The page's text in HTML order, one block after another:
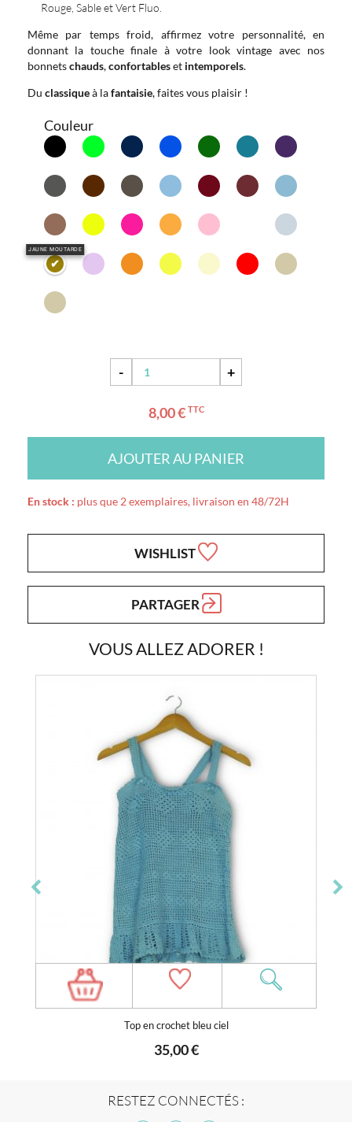
Rouge, Sable et Vert Fluo.
Même par temps froid, affirmez votre personnalité, en
donnant la touche finale à votre look vintage avec nos
bonnetschauds,confortableset intemporels.
Du classiqueà lafantaisie, faites vous plaisir !
Couleur
JAUNE MOUTARDE
- +
8,00 € TTC
AJOUTER AU PANIER
En stock : plus que 2 exemplaires, livraison en 48/72H
WISHLIST
PARTAGER
VOUS ALLEZ ADORER !
Top en crochet bleu ciel
35,00 €
RESTEZ CONNECTÉS :